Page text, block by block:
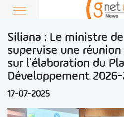
Siliana : Le ministre de
supervise une
sur l’élaboration du
Développement
17-07-2025